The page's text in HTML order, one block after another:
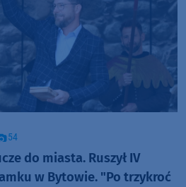
54
do miasta. Ruszył IV
w Bytowie. "Po trzykroć